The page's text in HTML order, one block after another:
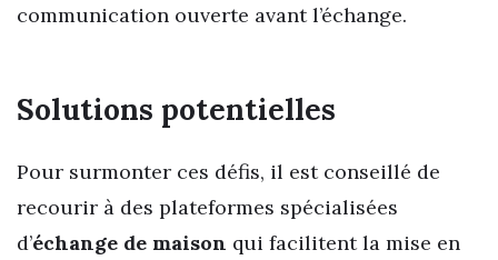
communication ouverte avant l’échange.
Solutions potentielles
Pour surmonter ces défis, il est conseillé de
recourir à des plateformes spécialisées
d’échange de maison qui facilitent la mise en